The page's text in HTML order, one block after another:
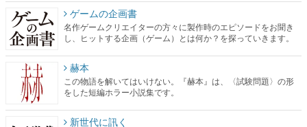
ゲームの企画書
名作ゲームクリエイターの方々に製作時のエピソードをお聞き
し、ヒットする企画（ゲーム）とは何か？を探っていきます。
赫本
この物語を解いてはいけない。『赫本』は、〈試験問題〉の形
をした短編ホラー小説集です。
新世代に訊く